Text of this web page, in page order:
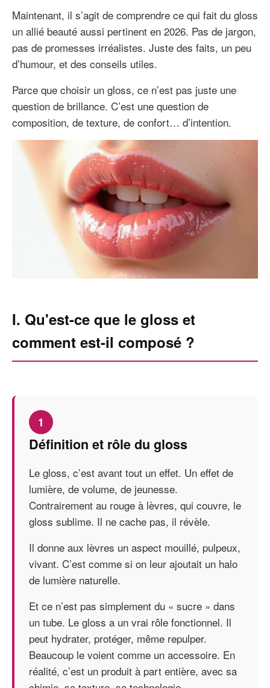
Maintenant, il s’agit de comprendre ce qui fait du gloss
un allié beauté aussi pertinent en 2026. Pas de jargon,
pas de promesses irréalistes. Juste des faits, un peu
d’humour, et des conseils utiles.
Parce que choisir un gloss, ce n’est pas juste une
question de brillance. C’est une question de
composition, de texture, de confort… d’intention.
I. Qu'est-ce que le gloss et
comment est-il composé ?
1
Définition et rôle du gloss
Le gloss, c’est avant tout un effet. Un effet de
lumière, de volume, de jeunesse.
Contrairement au rouge à lèvres, qui couvre, le
gloss sublime. Il ne cache pas, il révèle.
Il donne aux lèvres un aspect mouillé, pulpeux,
vivant. C’est comme si on leur ajoutait un halo
de lumière naturelle.
Et ce n’est pas simplement du « sucre » dans
un tube. Le gloss a un vrai rôle fonctionnel. Il
peut hydrater, protéger, même repulper.
Beaucoup le voient comme un accessoire. En
réalité, c’est un produit à part entière, avec sa